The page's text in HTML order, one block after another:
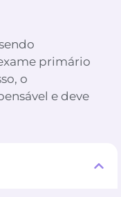
primário
o
e deve